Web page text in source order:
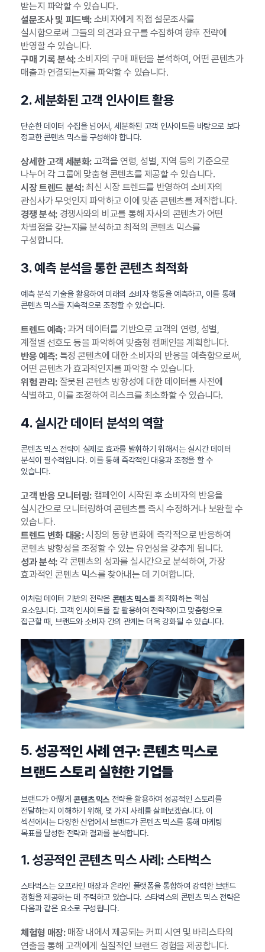
받는지 파악할 수 있습니다.
설문조사 및 피드백:소비자에게 직접 설문조사를
실시함으로써 그들의 의견과 요구를 수집하여 향후 전략에
반영할 수 있습니다.
구매 기록 분석:소비자의 구매 패턴을 분석하여, 어떤 콘텐츠가
매출과 연결되는지를 파악할 수 있습니다.
2. 세분화된 고객 인사이트 활용
단순한 데이터 수집을 넘어서, 세분화된 고객 인사이트를 바탕으로 보다
정교한 콘텐츠 믹스를 구성해야 합니다.
상세한 고객 세분화:고객을 연령, 성별, 지역 등의 기준으로
나누어 각 그룹에 맞춤형 콘텐츠를 제공할 수 있습니다.
시장 트렌드 분석:최신 시장 트렌드를 반영하여 소비자의
관심사가 무엇인지 파악하고 이에 맞춘 콘텐츠를 제작합니다.
경쟁 분석:경쟁사와의 비교를 통해 자사의 콘텐츠가 어떤
차별점을 갖는지를 분석하고 최적의 콘텐츠 믹스를
구성합니다.
3. 예측 분석을 통한 콘텐츠 최적화
예측 분석 기술을 활용하여 미래의 소비자 행동을 예측하고, 이를 통해
콘텐츠 믹스를 지속적으로 조정할 수 있습니다.
트렌드 예측:과거 데이터를 기반으로 고객의 연령, 성별,
계절별 선호도 등을 파악하여 맞춤형 캠페인을 계획합니다.
반응 예측:특정 콘텐츠에 대한 소비자의 반응을 예측함으로써,
어떤 콘텐츠가 효과적인지를 파악할 수 있습니다.
위험 관리:잘못된 콘텐츠 방향성에 대한 데이터를 사전에
식별하고, 이를 조정하여 리스크를 최소화할 수 있습니다.
4. 실시간 데이터 분석의 역할
콘텐츠 믹스 전략이 실제로 효과를 발휘하기 위해서는 실시간 데이터
분석이 필수적입니다. 이를 통해 즉각적인 대응과 조정을 할 수
있습니다.
고객 반응 모니터링:캠페인이 시작된 후 소비자의 반응을
실시간으로 모니터링하여 콘텐츠를 즉시 수정하거나 보완할 수
있습니다.
트렌드 변화 대응:시장의 동향 변화에 즉각적으로 반응하여
콘텐츠 방향성을 조정할 수 있는 유연성을 갖추게 됩니다.
성과 분석:각 콘텐츠의 성과를 실시간으로 분석하여, 가장
효과적인 콘텐츠 믹스를 찾아내는 데 기여합니다.
이처럼 데이터 기반의 전략은 콘텐츠 믹스를 최적화하는 핵심
요소입니다. 고객 인사이트를 잘 활용하여 전략적이고 맞춤형으로
접근할 때, 브랜드와 소비자 간의 관계는 더욱 강화될 수 있습니다.
5.성공적인 사례 연구: 콘텐츠 믹스로
브랜드 스토리 실현한 기업들
브랜드가 어떻게콘텐츠 믹스 전략을 활용하여 성공적인 스토리를
전달하는지 이해하기 위해, 몇 가지 사례를 살펴보겠습니다. 이
섹션에서는 다양한 산업에서 브랜드가 콘텐츠 믹스를 통해 마케팅
목표를 달성한 전략과 결과를 분석합니다.
1. 성공적인 콘텐츠 믹스 사례: 스타벅스
스타벅스는 오프라인 매장과 온라인 플랫폼을 통합하여 강력한 브랜드
경험을 제공하는 데 주력하고 있습니다. 스타벅스의 콘텐츠 믹스 전략은
다음과 같은 요소로 구성됩니다.
체험형 매장:매장 내에서 제공되는 커피 시연 및 바리스타의
연출을 통해 고객에게 실질적인 브랜드 경험을 제공합니다.